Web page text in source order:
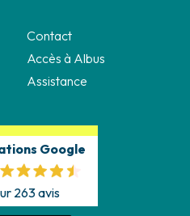
Contact
Accès à Albus
Assistance
Google
263 avis